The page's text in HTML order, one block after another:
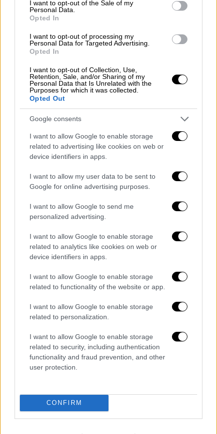
I want to opt-out of the Sale of my
Personal Data.
Opted In
I want to opt-out of processing my
Personal Data for Targeted Advertising.
Opted In
I want to opt-out of Collection, Use,
Retention, Sale, and/or Sharing of my
Personal Data that Is Unrelated with the
Purposes for which it was collected.
Opted Out
Google consents
I want to allow Google to enable storage
related to advertising like cookies on web or
device identifiers in apps.
I want to allow my user data to be sent to
Google for online advertising purposes.
I want to allow Google to send me
personalized advertising.
I want to allow Google to enable storage
related to analytics like cookies on web or
device identifiers in apps.
I want to allow Google to enable storage
related to functionality of the website or app.
I want to allow Google to enable storage
related to personalization.
I want to allow Google to enable storage
related to security, including authentication
functionality and fraud prevention, and other
user protection.
CONFIRM
φιλοκουρδικό Κόμμα Ισότητας των Λαών
(DEM), ενώ ο Σαρίγκιουλ με το
Ρεπουμπλικανικό Λαϊκό Κόμμα (CHP) της
αξιωματικής αντιπολίτευσης.
Στις αρχές του μήνα το υπουργείο
Εσωτερικών είχε ανακοινώσει ότι
καθαίρεσε τους δημάρχους τριών άλλων
πόλεων της νοτιοανατολικής
την αιτιολογία επίσης ότι εκκρεμούν εις
βάρος τους δίκες, κατηγορούμενοι ότι
συνδέονται με την οργάνωση ΡΚΚ και
υποθέσεις τρομοκρατίας.
Επρόκειτο για τους κουρδικής καταγωγής
δημάρχους της πόλης Μάρντιν, Αχμέτ Τουρκ,
του Μπάτμαν, Γκιουλιστάν Σολούκ και του
Χαλφέτι, Μεχμέτ Καράγιλαν. Όλοι τους
εξελέγησαν δήμαρχοι με το DEM στις
πρόσφατες τοπικές εκλογές, στις 31
Μαρτίου 2024.
πολιτικός των φιλοκουρδικών κομμάτων
εκλεγεί και καθαιρεθεί με απόφαση του
υπουργείου Εσωτερικών άλλες δύο φορές
από το αξίωμα του δημάρχου Μάρντιν, το
2016 και το 2019. Στις τελευταίες εκλογές
εξελέγη δήμαρχος με ποσοστό 57,40%.
Εσένγιουρτ, του μεγαλύτερου δήμου της
μητροπολιτικής περιφέρειας της